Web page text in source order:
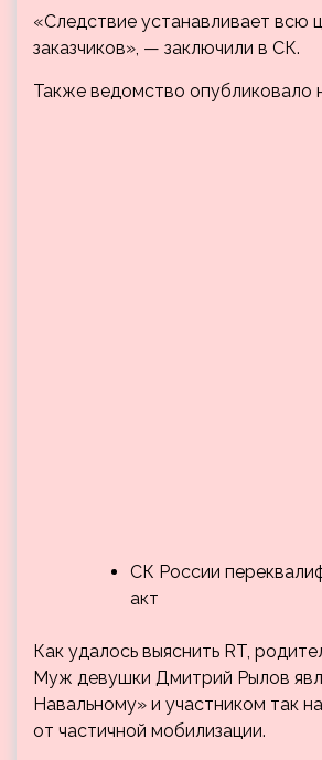
«Следствие устанавливает всю
заказчиков», — заключили в СК.
Также ведомство опубликовало
СК России
акт
Как удалось выяснить RT,
Муж девушки Дмитрий Рылов
Навальному» и участником так
от частичной мобилизации.